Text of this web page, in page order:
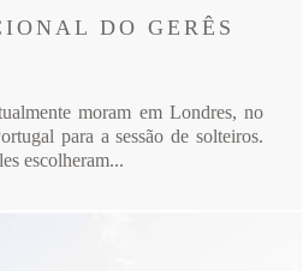
DO GERÊS
moram em Londres, no
para a sessão de solteiros.
escolheram...